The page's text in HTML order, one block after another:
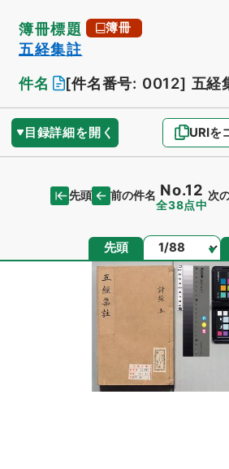
簿冊標題 簿冊
五経集註
件名
[件名番号: 0012] 五経
目録詳細を開く URIを
先頭 前の件名 No.12
全38点中
次
先頭 ページ